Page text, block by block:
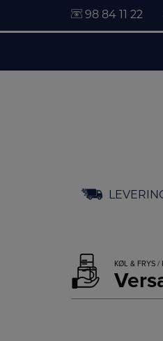
98 84 11 22
KØL & FRYS /